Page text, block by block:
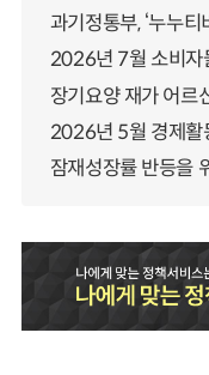
과기정통부, ‘누누
2026년 7월 소비자
2026년 5월 경제활